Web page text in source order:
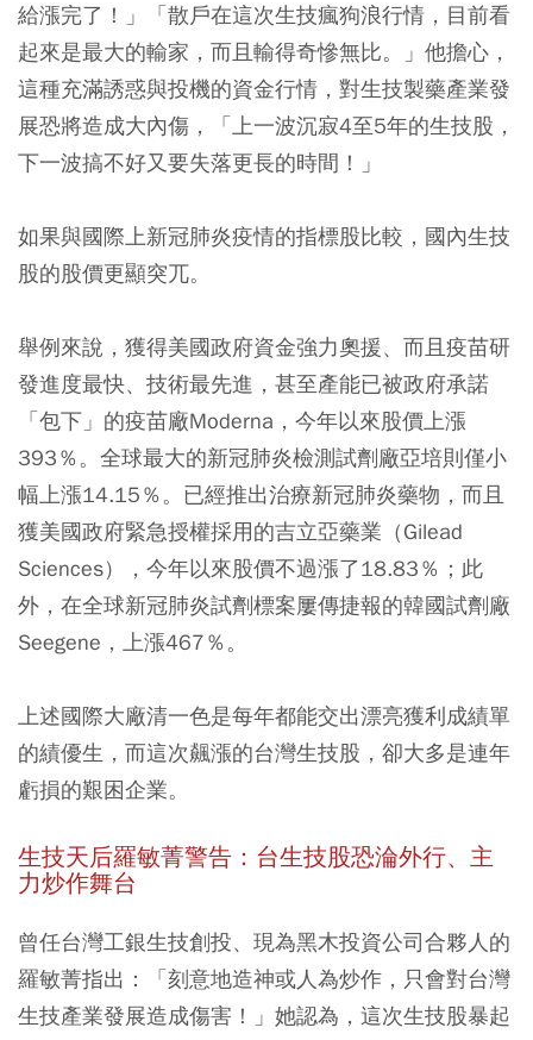
給漲完了！」「散戶在這次生技瘋狗浪行情，目前看
起來是最大的輸家，而且輸得奇慘無比。」他擔心，
這種充滿誘惑與投機的資金行情，對生技製藥產業發
展恐將造成大內傷，「上一波沉寂4至5年的生技股，
下一波搞不好又要失落更長的時間！」
如果與國際上新冠肺炎疫情的指標股比較，國內生技
股的股價更顯突兀。
舉例來說，獲得美國政府資金強力奧援、而且疫苗研
發進度最快、技術最先進，甚至產能已被政府承諾
「包下」的疫苗廠Moderna，今年以來股價上漲
393％。全球最大的新冠肺炎檢測試劑廠亞培則僅小
幅上漲14.15％。已經推出治療新冠肺炎藥物，而且
獲美國政府緊急授權採用的吉立亞藥業（Gilead
Sciences），今年以來股價不過漲了18.83％；此
外，在全球新冠肺炎試劑標案屢傳捷報的韓國試劑廠
Seegene，上漲467％。
上述國際大廠清一色是每年都能交出漂亮獲利成績單
的績優生，而這次飆漲的台灣生技股，卻大多是連年
虧損的艱困企業。
生技天后羅敏菁警告：台生技股恐淪外行、主
力炒作舞台
曾任台灣工銀生技創投、現為黑木投資公司合夥人的
羅敏菁指出：「刻意地造神或人為炒作，只會對台灣
生技產業發展造成傷害！」她認為，這次生技股暴起